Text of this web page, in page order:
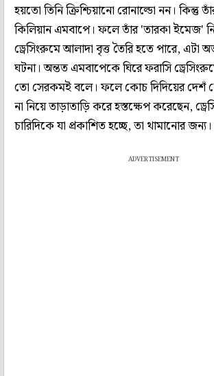
হয়তো তিনি ক্রিশ্চিয়ানো রোনাল্ডো নন। কিন্তু
কিলিয়ান এমবাপে। ফলে তাঁর 'তারকা ইমেজ'
ড্রেসিংরুমে আলাদা বৃত্ত তৈরি হতে পারে, এটা
ঘটনা। অন্তত এমবাপেকে ঘিরে ফরাসি
তো সেরকমই বলে। ফলে কোচ দিদিয়ের
না নিয়ে তাড়াতাড়ি করে হস্তক্ষেপ করেছেন,
চারিদিকে যা প্রকাশিত হচ্ছে, তা থামানোর জন্য।
ADVERTISEMENT